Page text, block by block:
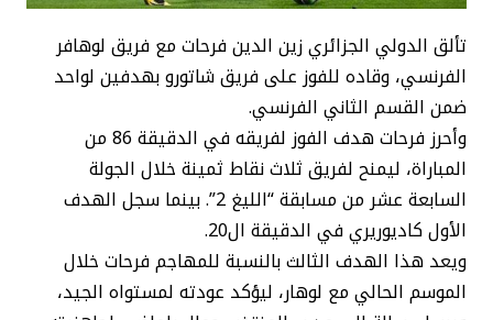
تألق الدولي الجزائري زين الدين فرحات مع فريق لوهافر
الفرنسي، وقاده للفوز على فريق شاتورو بهدفين لواحد
ضمن القسم الثاني الفرنسي.
وأحرز فرحات هدف الفوز لفريقه في الدقيقة 86 من
المباراة، ليمنح لفريق ثلاث نقاط ثمينة خلال الجولة
السابعة عشر من مسابقة “الليغ 2”. بينما سجل الهدف
الأول كاديوريري في الدقيقة ال20.
ويعد هذا الهدف الثالث بالنسبة للمهاجم فرحات خلال
الموسم الحالي مع لوهار، ليؤكد عودته لمستواه الجيد،